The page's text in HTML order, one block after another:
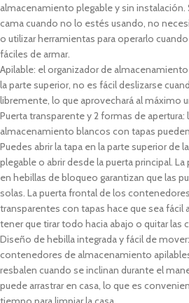
almacenamiento plegable y sin instalación.
cama cuando no lo estés usando, no
o utilizar herramientas para operarlo
fáciles de armar.
Apilable: el organizador de
la parte superior, no es fácil deslizarse
libremente, lo que aprovechará al máximo
Puerta transparente y 2 formas de
almacenamiento blancos con tapas
Puedes abrir la tapa en la parte superior de
plegable o abrir desde la puerta principal.
en hebillas de bloqueo garantizan que las
solas. La puerta frontal de los
transparentes con tapas hace que sea fácil
tener que tirar todo hacia abajo o quitar las
Diseño de hebilla integrada y fácil de
contenedores de almacenamiento
resbalen cuando se inclinan durante el
puede arrastrar en casa, lo que es